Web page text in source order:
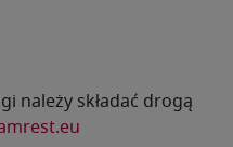
należy składać drogą